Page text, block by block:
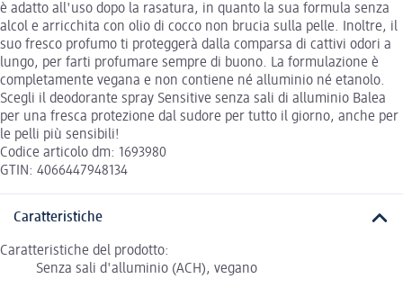
è adatto all'uso dopo la rasatura, in quanto la sua formula senza
alcol e arricchita con olio di cocco non brucia sulla pelle. Inoltre, il
suo fresco profumo ti proteggerà dalla comparsa di cattivi odori a
lungo, per farti profumare sempre di buono. La formulazione è
completamente vegana e non contiene né alluminio né etanolo.
Scegli il deodorante spray Sensitive senza sali di alluminio Balea
per una fresca protezione dal sudore per tutto il giorno, anche per
le pelli più sensibili!
Codice articolo dm: 1693980
GTIN: 4066447948134
Caratteristiche
Caratteristiche del prodotto:
Senza sali d'alluminio (ACH), vegano